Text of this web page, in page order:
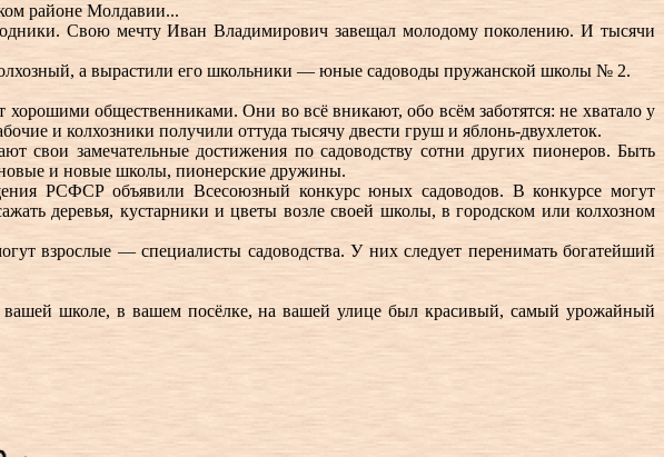
районе Молдавии...
Свою мечту Иван Владимирович завещал молодому поколению. И тысячи
а вырастили его школьники — юные садоводы пружанской школы № 2.
хорошими общественниками. Они во всё вникают, обо всём заботятся: не хватало у
и колхозники получили оттуда тысячу двести груш и яблонь-двухлеток.
свои замечательные достижения по садоводству сотни других пионеров. Быть
и новые школы, пионерские дружины.
РСФСР объявили Всесоюзный конкурс юных садоводов. В конкурсе могут
деревья, кустарники и цветы возле своей школы, в городском или колхозном
взрослые — специалисты садоводства. У них следует перенимать богатейший
школе, в вашем посёлке, на вашей улице был красивый, самый урожайный